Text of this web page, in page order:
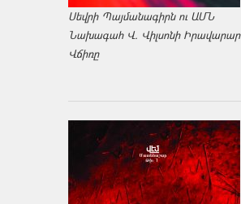
Սեվրի Պայմանագիրն ու ԱՄՆ
Նախագահ Վ. Վիլսոնի Իրավարար
Վճիռը